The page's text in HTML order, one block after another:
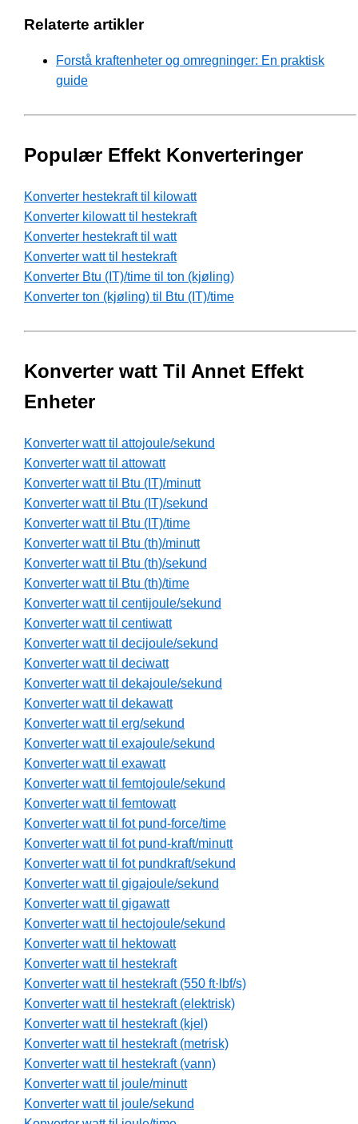
Relaterte artikler
Forstå kraftenheter og omregninger: En praktisk
guide
Populær Effekt Konverteringer
Konverter hestekraft til kilowatt
Konverter kilowatt til hestekraft
Konverter hestekraft til watt
Konverter watt til hestekraft
Konverter Btu (IT)/time til ton (kjøling)
Konverter ton (kjøling) til Btu (IT)/time
Konverter watt Til Annet Effekt
Enheter
Konverter watt til attojoule/sekund
Konverter watt til attowatt
Konverter watt til Btu (IT)/minutt
Konverter watt til Btu (IT)/sekund
Konverter watt til Btu (IT)/time
Konverter watt til Btu (th)/minutt
Konverter watt til Btu (th)/sekund
Konverter watt til Btu (th)/time
Konverter watt til centijoule/sekund
Konverter watt til centiwatt
Konverter watt til decijoule/sekund
Konverter watt til deciwatt
Konverter watt til dekajoule/sekund
Konverter watt til dekawatt
Konverter watt til erg/sekund
Konverter watt til exajoule/sekund
Konverter watt til exawatt
Konverter watt til femtojoule/sekund
Konverter watt til femtowatt
Konverter watt til fot pund-force/time
Konverter watt til fot pund-kraft/minutt
Konverter watt til fot pundkraft/sekund
Konverter watt til gigajoule/sekund
Konverter watt til gigawatt
Konverter watt til hectojoule/sekund
Konverter watt til hektowatt
Konverter watt til hestekraft
Konverter watt til hestekraft (550 ft·lbf/s)
Konverter watt til hestekraft (elektrisk)
Konverter watt til hestekraft (kjel)
Konverter watt til hestekraft (metrisk)
Konverter watt til hestekraft (vann)
Konverter watt til joule/minutt
Konverter watt til joule/sekund